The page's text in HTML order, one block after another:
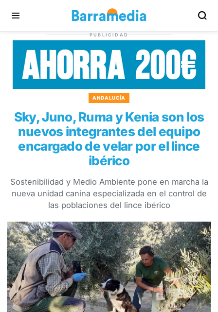
PUBLICIDAD
ANDALUCÍA
Sky, Juno, Ruma y Kenia son los
nuevos integrantes del equipo
encargado de velar por el lince
ibérico
Sostenibilidad y Medio Ambiente pone en marcha la
nueva unidad canina especializada en el control de
las poblaciones del lince ibérico